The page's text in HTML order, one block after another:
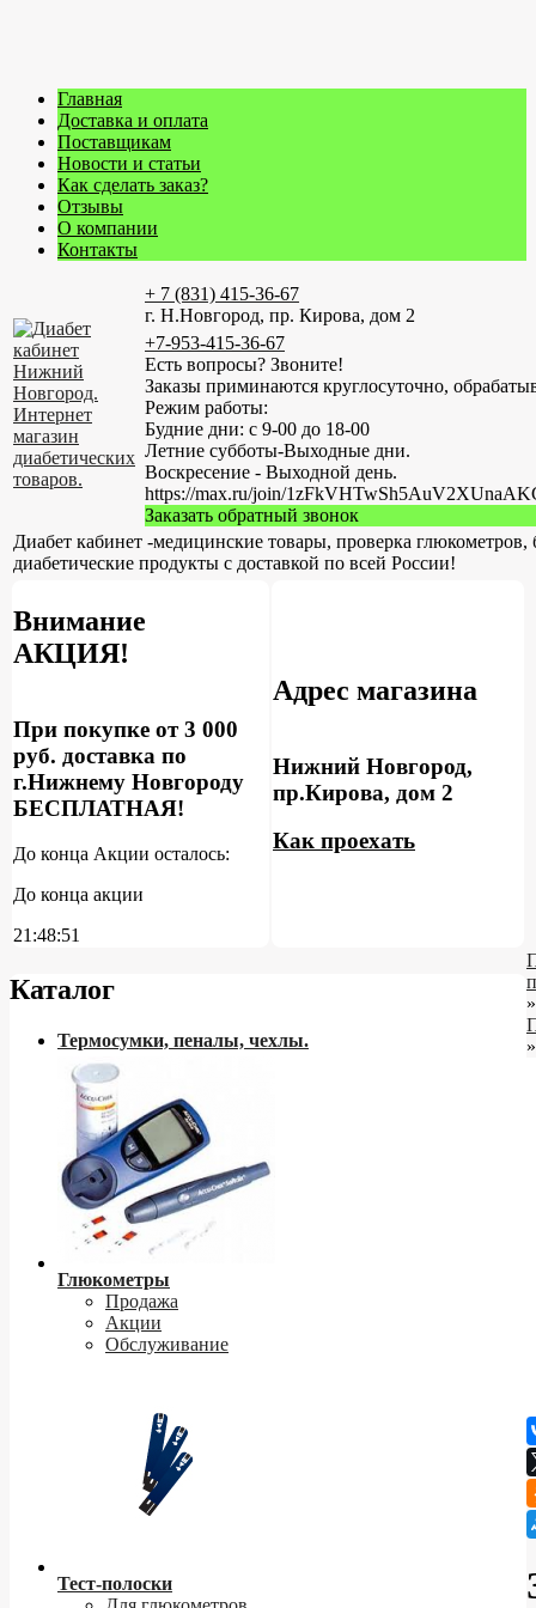
Главная
Доставка и оплата
Поставщикам
Новости и статьи
Как сделать заказ?
Отзывы
О компании
Контакты
+ 7 (831) 415-36-67
г. Н.Новгород, пр. Кирова, дом 2
+7-953-415-36-67
Есть вопросы? Звоните!
Заказы приминаются круглосуточно,
Режим работы:
Будние дни: с 9-00 до 18-00
Летние субботы-Выходные дни.
Воскресение - Выходной день.
https://max.ru/join/
Заказать обратный звонок
Диабет кабинет -медицинские товары, проверка глюкометров,
диабетические продукты с доставкой по всей России!
Внимание
АКЦИЯ!
При покупке от 3 000
руб. доставка по
г.Нижнему Новгороду
БЕСПЛАТНАЯ!
До конца Акции осталось:
До конца акции
21:48:51
Адрес магазина
Нижний Новгород,
пр.Кирова, дом 2
Как проехать
Каталог
Термосумки, пеналы, чехлы.
Глюкометры
Продажа
Акции
Обслуживание
Тест-полоски
»
»